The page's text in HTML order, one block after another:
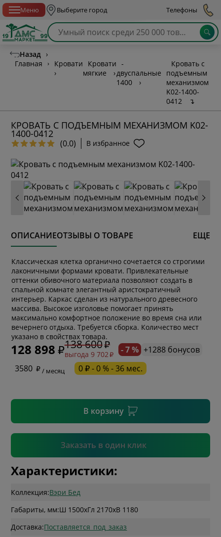
Меню Выберите город Телефоны
Назад ›
Главная
›
Кровати
›
Кровати
мягкие
›
-
двуспальные
1400
›
Кровать с
подъемным
механизмом
K02-1400-
0412
↴
КРОВАТЬ С ПОДЪЕМНЫМ МЕХАНИЗМОМ K02-
1400-0412
(0.0) В избранное
ОПИСАНИЕОТЗЫВЫ О ТОВАРЕ ЕЩЕ
Классическая клетка органично сочетается со строгими
лаконичными формами кровати. Привлекательные
оттенки обивочного материала позволяют создать в
спальной комнате элегантный аристократичный
интерьер. Каркас сделан из натурального древесного
массива. Высокое изголовье помогает принять
максимально комфортное положение во время сна или
вечернего отдыха. Требуется сборка. Количество мест
указано в свойствах товара.
128 898 138 600
выгода 9 702 - 7 % +1288 бонусов
3580
/ месяц 0 ₽ - 0 % - 36 мес.
В корзину
Заказать в один клик
* обязательное поле
* необязательное поле
Подтвердить
Характеристики:
Коллекция:Вэри Бед
Габариты, мм:Ш 1500xГл 2170xВ 1180
Доставка:Поставляется_под_заказ